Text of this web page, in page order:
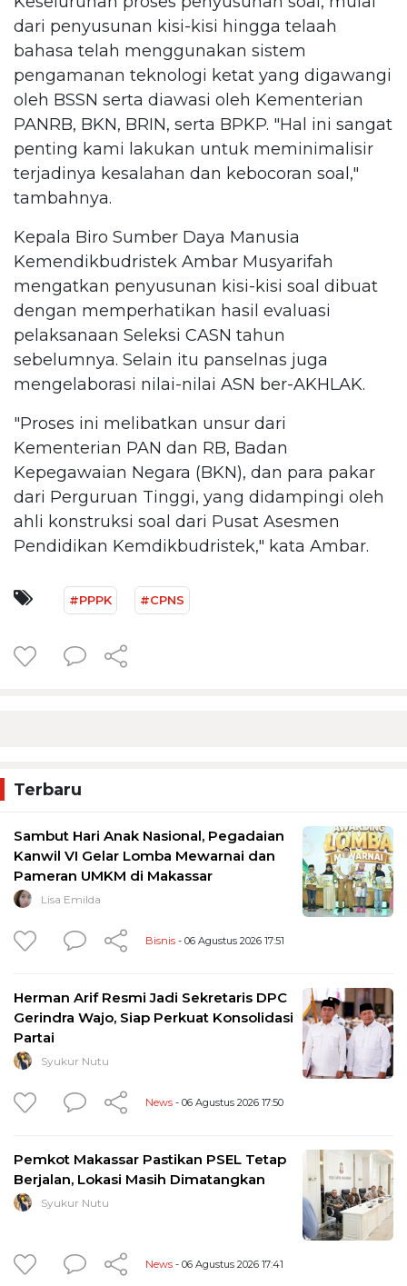
dari penyusunan kisi-kisi hingga telaah
bahasa telah menggunakan sistem
pengamanan teknologi ketat yang digawangi
oleh BSSN serta diawasi oleh Kementerian
PANRB, BKN, BRIN, serta BPKP. "Hal ini sangat
penting kami lakukan untuk meminimalisir
terjadinya kesalahan dan kebocoran soal,"
tambahnya.
Kepala Biro Sumber Daya Manusia
Kemendikbudristek Ambar Musyarifah
mengatkan penyusunan kisi-kisi soal dibuat
dengan memperhatikan hasil evaluasi
pelaksanaan Seleksi CASN tahun
sebelumnya. Selain itu panselnas juga
mengelaborasi nilai-nilai ASN ber-AKHLAK.
"Proses ini melibatkan unsur dari
Kementerian PAN dan RB, Badan
Kepegawaian Negara (BKN), dan para pakar
dari Perguruan Tinggi, yang didampingi oleh
ahli konstruksi soal dari Pusat Asesmen
Pendidikan Kemdikbudristek," kata Ambar.
#PPPK #CPNS
Terbaru
Sambut Hari Anak Nasional, Pegadaian
Kanwil VI Gelar Lomba Mewarnai dan
Pameran UMKM di Makassar
Lisa Emilda
Bisnis - 06 Agustus 2026 17:51
Herman Arif Resmi Jadi Sekretaris DPC
Gerindra Wajo, Siap Perkuat Konsolidasi
Partai
Syukur Nutu
News - 06 Agustus 2026 17:50
Pemkot Makassar Pastikan PSEL Tetap
Berjalan, Lokasi Masih Dimatangkan
Syukur Nutu
News - 06 Agustus 2026 17:41